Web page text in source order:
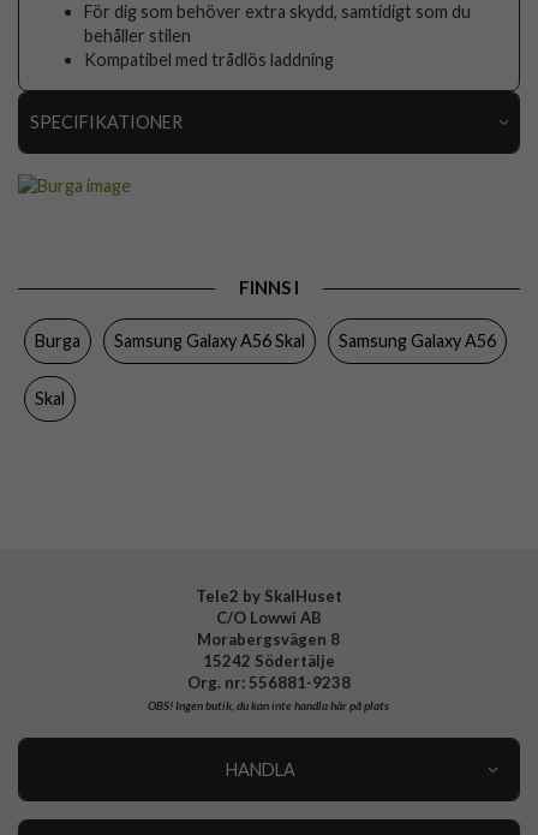
För dig som behöver extra skydd, samtidigt som du
behåller stilen
Kompatibel med trådlös laddning
SPECIFIKATIONER
Material Hårdplast (PC), Mjukplast (TPU)
Varumärke
Tillverkarens art nr
FINNS I
Burga Samsung Galaxy A56 Skal Samsung Galaxy A56
Skal
Tele2 by SkalHuset
C/O Lowwi AB
Morabergsvägen 8
15242 Södertälje
Org. nr: 556881-9238
OBS!Ingen butik, du kan inte handla här på plats
HANDLA